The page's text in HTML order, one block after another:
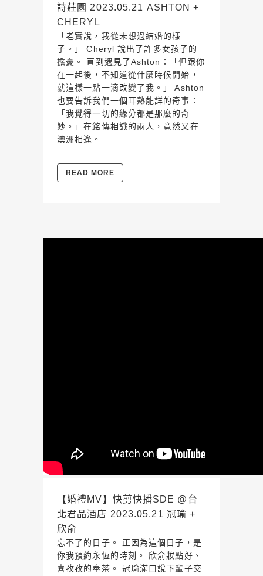
詩莊園 2023.05.21 ASHTON +
CHERYL
「老實說，我從未想過結婚的樣
子。」 Cheryl 說出了許多女孩子的
擔憂。 直到遇見了Ashton：「但跟你
在一起後，不知道從什麼時候開始，
就這樣一點一滴改變了我。」 Ashton
也要告訴我們一個耳熟能詳的奇事：
「我覺得一切的緣分都是那麼的奇
妙。」在銘傳相識的兩人，竟然又在
澳洲相逢。
READ MORE
【婚禮MV】快剪快播SDE @台
北君品酒店 2023.05.21 冠瑜 +
欣俞
忘不了的日子。 正因為這個日子，是
你我預約永恆的時刻。 欣俞妝點好、
喜孜孜的奉茶。 冠瑜滿口說下輩子交